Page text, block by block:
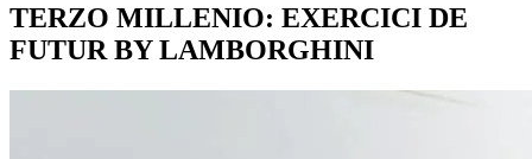
TERZO MILLENIO: EXERCICI DE
FUTUR BY LAMBORGHINI